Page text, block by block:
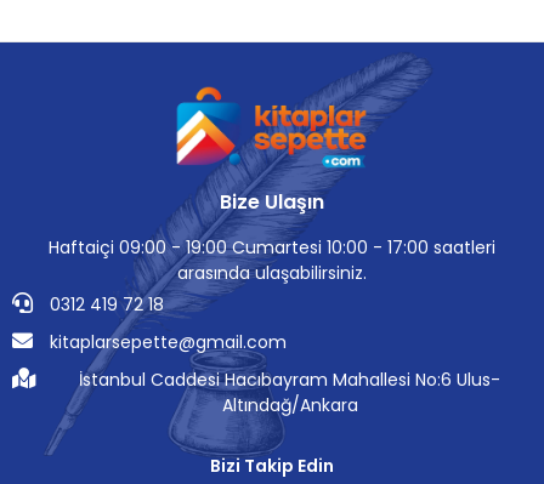
Bize Ulaşın
Haftaiçi 09:00 - 19:00 Cumartesi 10:00 - 17:00 saatleri
arasında ulaşabilirsiniz.
0312 419 72 18
kitaplarsepette@gmail.com
İstanbul Caddesi Hacıbayram Mahallesi No:6 Ulus-
Altındağ/Ankara
Bizi Takip Edin